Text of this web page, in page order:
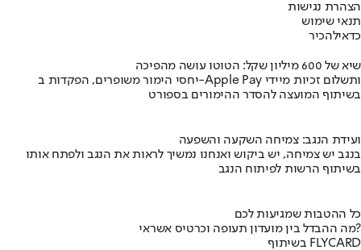
הצהרת נגישות
תנאי שימוש
כדאילהכיר
שיא של 600 מיליון שקל: הטוטו עושה מהפיכה
יחסי הימור משופרים, הפקדות ב-Apple Pay ותשלום זכיות מיידי
בשיתוף המועצה להסדר ההימורים בספורט
ועידת הנגב: צמיחה השקעה והשפעה
בנגב יש צמיחה, יש ביקוש ואנחנו נמשיך לראות את הנגב ולפתח אותו
בשיתוף הרשות לפיתוח הנגב
כל ההטבות שמגיעות לכם
מה ההבדל בין מועדון תעופה וכרטיס אשראי?
בשיתוף FLYCARD